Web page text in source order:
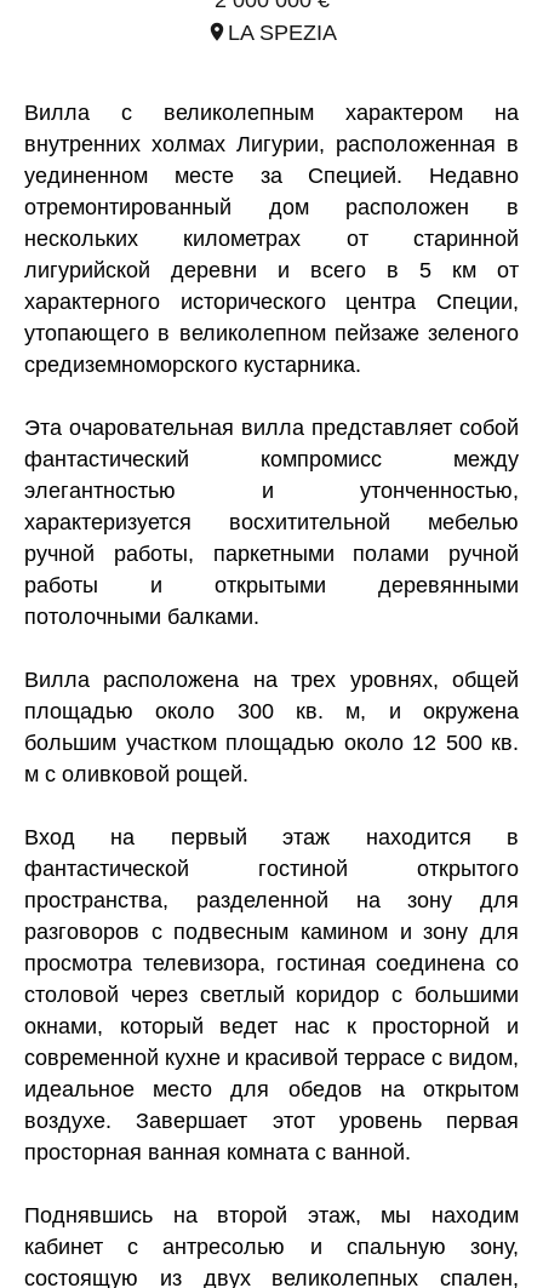
LA SPEZIA
Вилла с великолепным характером на
внутренних холмах Лигурии, расположенная в
уединенном месте за Специей. Недавно
отремонтированный дом расположен в
нескольких километрах от старинной
лигурийской деревни и всего в 5 км от
характерного исторического центра Специи,
утопающего в великолепном пейзаже зеленого
средиземноморского кустарника.
Эта очаровательная вилла представляет собой
фантастический компромисс между
элегантностью и утонченностью,
характеризуется восхитительной мебелью
ручной работы, паркетными полами ручной
работы и открытыми деревянными
потолочными балками.
Вилла расположена на трех уровнях, общей
площадью около 300 кв. м, и окружена
большим участком площадью около 12 500 кв.
м с оливковой рощей.
Вход на первый этаж находится в
фантастической гостиной открытого
пространства, разделенной на зону для
разговоров с подвесным камином и зону для
просмотра телевизора, гостиная соединена со
столовой через светлый коридор с большими
окнами, который ведет нас к просторной и
современной кухне и красивой террасе с видом,
идеальное место для обедов на открытом
воздухе. Завершает этот уровень первая
просторная ванная комната с ванной.
Поднявшись на второй этаж, мы находим
кабинет с антресолью и спальную зону,
состоящую из двух великолепных спален,